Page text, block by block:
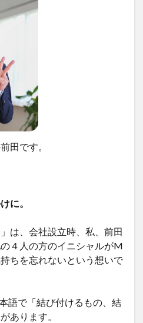
田です。
に。
は、会社設立時、私、前田
４人の方のイニシャルがM
ちを忘れないという想いで
語で「結び付けるもの、結
あります。